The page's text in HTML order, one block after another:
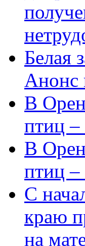
Белая
Анонс
В
птиц –
В
птиц
С
краю
на